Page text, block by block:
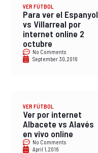
VER FÚTBOL
Para ver el Espanyol
vs Villarreal por
internet online 2
octubre
No Comments
September 30, 2016
VER FÚTBOL
Ver por internet
Albacete vs Alavés
en vivo online
No Comments
April 1, 2016